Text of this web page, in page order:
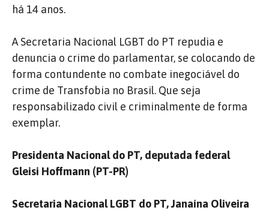
há 14 anos.
A Secretaria Nacional LGBT do PT repudia e
denuncia o crime do parlamentar, se colocando de
forma contundente no combate inegociável do
crime de Transfobia no Brasil. Que seja
responsabilizado civil e criminalmente de forma
exemplar.
Presidenta Nacional do PT, deputada federal
Gleisi Hoffmann (PT-PR)
Secretaria Nacional LGBT do PT, Janaína Oliveira